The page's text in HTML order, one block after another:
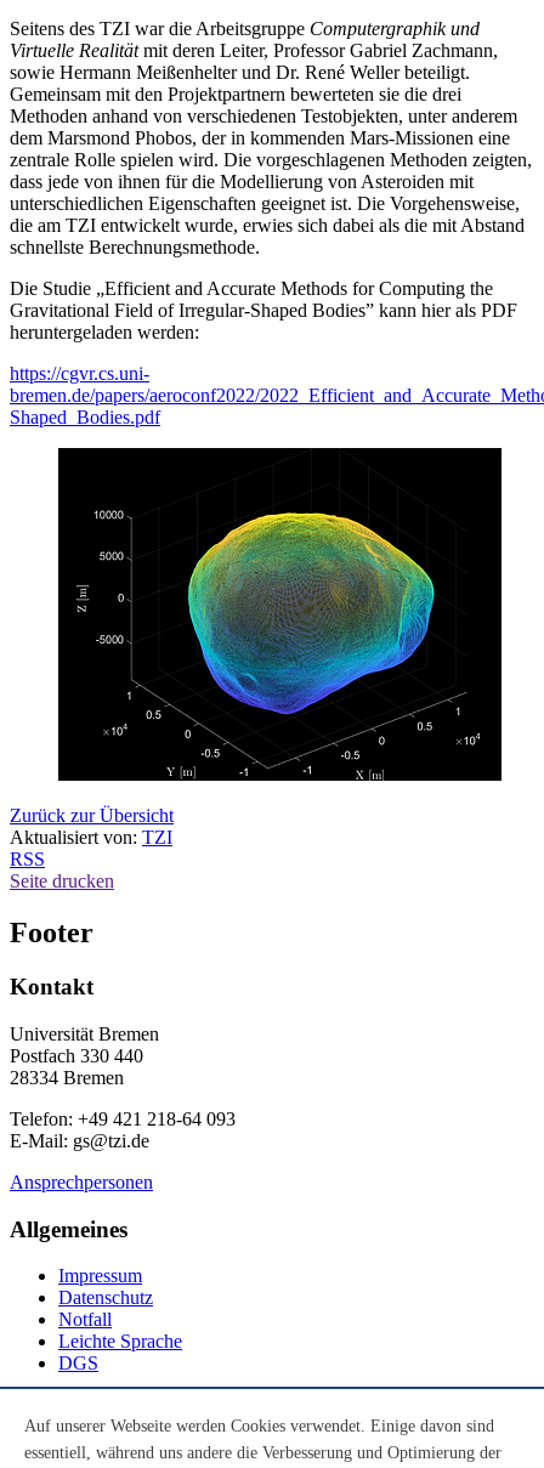
Seitens des TZI war die Arbeitsgruppe Computergraphik und
Virtuelle Realitätmit deren Leiter, Professor Gabriel Zachmann,
sowie Hermann Meißenhelter und Dr. René Weller beteiligt.
Gemeinsam mit den Projektpartnern bewerteten sie die drei
Methoden anhand von verschiedenen Testobjekten, unter anderem
dem Marsmond Phobos, der in kommenden Mars-Missionen eine
zentrale Rolle spielen wird. Die vorgeschlagenen Methoden zeigten,
dass jede von ihnen für die Modellierung von Asteroiden mit
unterschiedlichen Eigenschaften geeignet ist. Die Vorgehensweise,
die am TZI entwickelt wurde, erwies sich dabei als die mit Abstand
schnellste Berechnungsmethode.
Die Studie „Efficient and Accurate Methods for Computing the
Gravitational Field of Irregular-Shaped Bodies” kann hier als PDF
heruntergeladen werden:
https://cgvr.cs.uni-
bremen.de/papers/aeroconf2022/
Shaped_Bodies.pdf
Zurück zur Übersicht
Aktualisiert von: TZI
RSS
Seite drucken
Footer
Kontakt
Universität Bremen
Postfach 330 440
28334 Bremen
Telefon: +49 421 218-64 093
E-Mail: gs@tzi.de
Ansprechpersonen
Allgemeines
Impressum
Datenschutz
Notfall
Leichte Sprache
DGS
Youtube
Auf unserer Webseite werden Cookies verwendet. Einige davon sind
essentiell, während uns andere die Verbesserung und Optimierung der